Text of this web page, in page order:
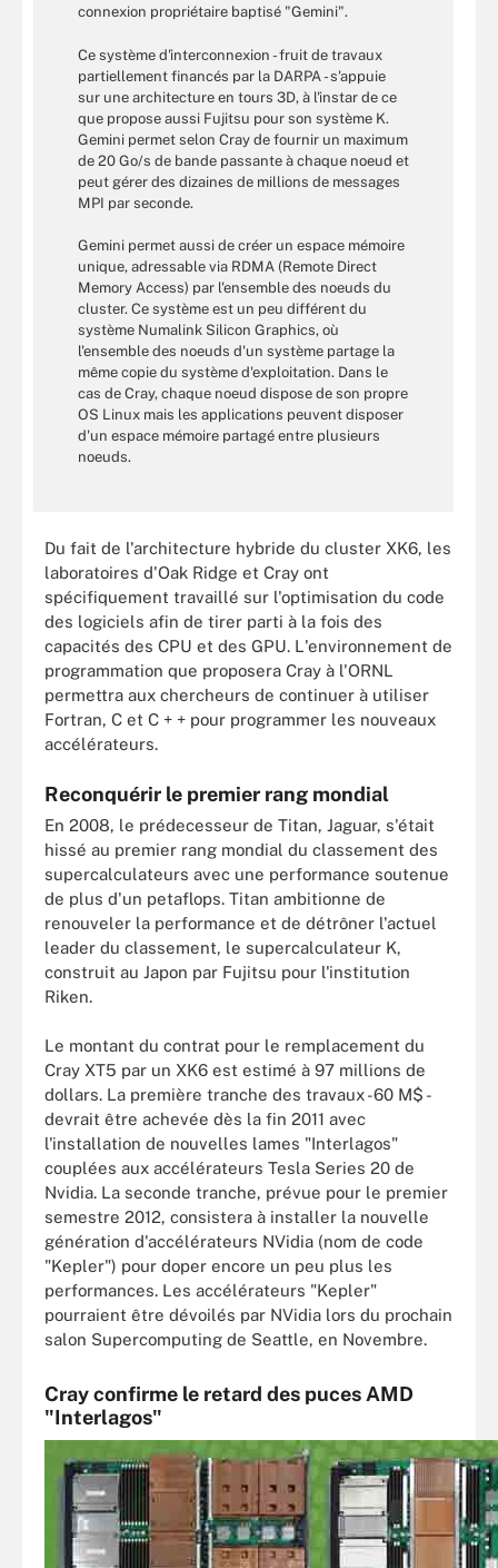
connexion propriétaire baptisé "Gemini".
Ce système d'interconnexion - fruit de travaux
partiellement financés par la DARPA - s'appuie
sur une architecture en tours 3D, à l'instar de ce
que propose aussi Fujitsu pour son système K.
Gemini permet selon Cray de fournir un maximum
de 20 Go/s de bande passante à chaque noeud et
peut gérer des dizaines de millions de messages
MPI par seconde.
Gemini permet aussi de créer un espace mémoire
unique, adressable via RDMA (Remote Direct
Memory Access) par l'ensemble des noeuds du
cluster. Ce système est un peu différent du
système Numalink Silicon Graphics, où
l'ensemble des noeuds d'un système partage la
même copie du système d'exploitation. Dans le
cas de Cray, chaque noeud dispose de son propre
OS Linux mais les applications peuvent disposer
d'un espace mémoire partagé entre plusieurs
noeuds.
Du fait de l'architecture hybride du cluster XK6, les
laboratoires d'Oak Ridge et Cray ont
spécifiquement travaillé sur l'optimisation du code
des logiciels afin de tirer parti à la fois des
capacités des CPU et des GPU. L'environnement de
programmation que proposera Cray à l'ORNL
permettra aux chercheurs de continuer à utiliser
Fortran, C et C + + pour programmer les nouveaux
accélérateurs.
Reconquérir le premier rang mondial
En 2008, le prédecesseur de Titan, Jaguar, s'était
hissé au premier rang mondial du classement des
supercalculateurs avec une performance soutenue
de plus d'un petaflops. Titan ambitionne de
renouveler la performance et de détrôner l'actuel
leader du classement, le supercalculateur K,
construit au Japon par Fujitsu pour l'institution
Riken.
Le montant du contrat pour le remplacement du
Cray XT5 par un XK6 est estimé à 97 millions de
dollars. La première tranche des travaux -60 M$ -
devrait être achevée dès la fin 2011 avec
l'installation de nouvelles lames "Interlagos"
couplées aux accélérateurs Tesla Series 20 de
Nvidia. La seconde tranche, prévue pour le premier
semestre 2012, consistera à installer la nouvelle
génération d'accélérateurs NVidia (nom de code
"Kepler") pour doper encore un peu plus les
performances. Les accélérateurs "Kepler"
pourraient être dévoilés par NVidia lors du prochain
salon Supercomputing de Seattle, en Novembre.
Cray confirme le retard des puces AMD
"Interlagos"